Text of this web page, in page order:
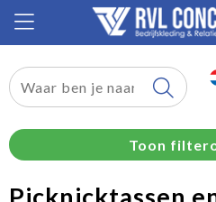
Relatiegeschenken
Tassen
Toon